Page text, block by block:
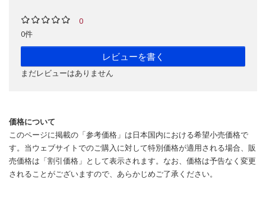
0
0件
レビューを書く
まだレビューはありません
価格について
このページに掲載の「参考価格」は日本国内における希望小売価格で
す。当ウェブサイトでのご購入に対して特別価格が適用される場合、販
売価格は「割引価格」として表示されます。なお、価格は予告なく変更
されることがございますので、あらかじめご了承ください。